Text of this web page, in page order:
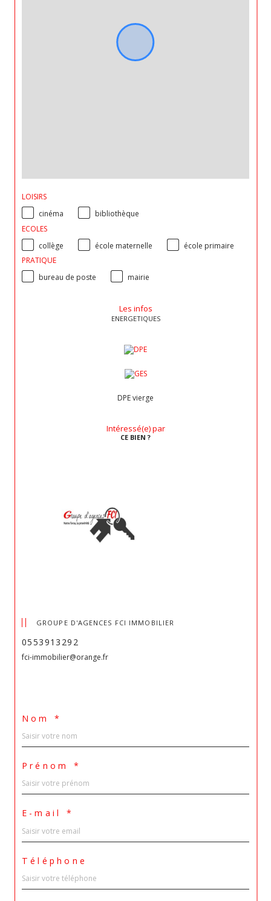
LOISIRS
cinéma
bibliothèque
ECOLES
collège
école maternelle
école primaire
PRATIQUE
bureau de poste
mairie
Les infos
ENERGETIQUES
DPE vierge
Intéressé(e) par
CE BIEN ?
GROUPE D'AGENCES FCI IMMOBILIER
0553913292
fci-immobilier@orange.fr
Nom *
Prénom *
E-mail *
Téléphone